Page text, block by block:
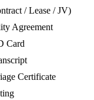
/ Lease / JV)
Agreement
Card
Certificate